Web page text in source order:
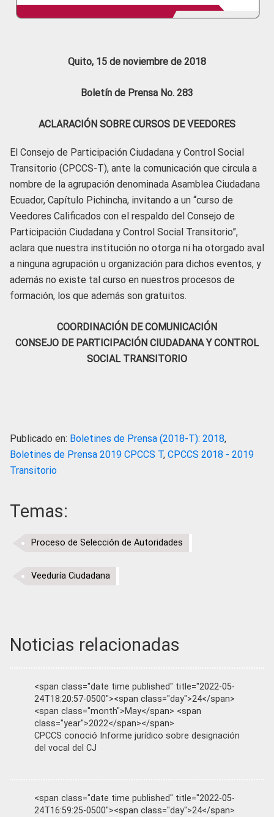
Quito, 15 de noviembre de 2018
Boletín de Prensa No. 283
ACLARACIÓN SOBRE CURSOS DE VEEDORES
El Consejo de Participación Ciudadana y Control Social
Transitorio (CPCCS-T), ante la comunicación que circula a
nombre de la agrupación denominada Asamblea Ciudadana
Ecuador, Capítulo Pichincha, invitando a un “curso de
Veedores Calificados con el respaldo del Consejo de
Participación Ciudadana y Control Social Transitorio”,
aclara que nuestra institución no otorga ni ha otorgado aval
a ninguna agrupación u organización para dichos eventos, y
además no existe tal curso en nuestros procesos de
formación, los que además son gratuitos.
COORDINACIÓN DE COMUNICACIÓN
CONSEJO DE PARTICIPACIÓN CIUDADANA Y CONTROL
SOCIAL TRANSITORIO
Publicado en: Boletines de Prensa (2018-T): 2018,
Boletines de Prensa 2019 CPCCS T, CPCCS 2018 - 2019
Transitorio
Temas:
Proceso de Selección de Autoridades
Veeduría Ciudadana
Noticias relacionadas
<span class="date time published" title="2022-05-
24T18:20:57-0500"><span class="day">24</span>
<span class="month">May</span> <span
class="year">2022</span></span>
CPCCS conoció Informe jurídico sobre designación
del vocal del CJ
<span class="date time published" title="2022-05-
24T16:59:25-0500"><span class="day">24</span>